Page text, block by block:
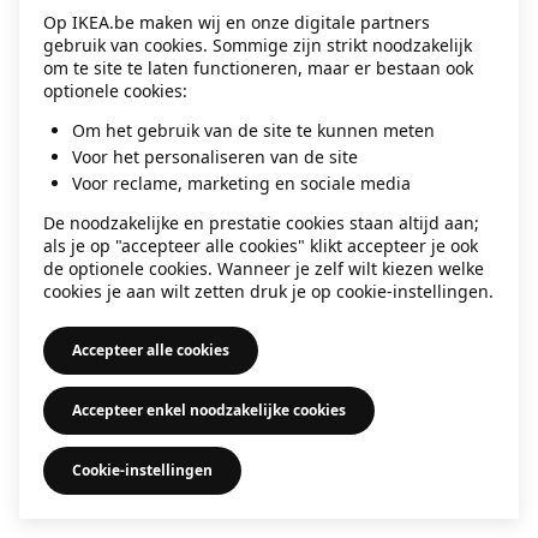
information).
Op IKEA.be maken wij en onze digitale partners
gebruik van cookies. Sommige zijn strikt noodzakelijk
om te site te laten functioneren, maar er bestaan ook
optionele cookies:
Om het gebruik van de site te kunnen meten
Voor het personaliseren van de site
Voor reclame, marketing en sociale media
De noodzakelijke en prestatie cookies staan altijd aan;
als je op "accepteer alle cookies" klikt accepteer je ook
de optionele cookies. Wanneer je zelf wilt kiezen welke
cookies je aan wilt zetten druk je op cookie-instellingen.
Accepteer alle cookies
Accepteer enkel noodzakelijke cookies
Cookie-instellingen